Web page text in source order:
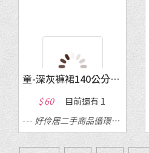
童-深灰褲裙140公分(新)
$ 60 目前還有 1
---好伶居二手商品循環店